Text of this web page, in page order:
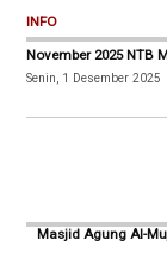
INFO
November 2025 NTB
Senin, 1 Desember 2025
Masjid Agung Al-